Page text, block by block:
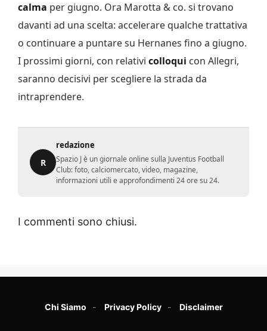
calma per giugno. Ora Marotta & co. si trovano
davanti ad una scelta: accelerare qualche trattativa
o continuare a puntare su Hernanes fino a giugno.
I prossimi giorni, con relativi colloqui con Allegri,
saranno decisivi per scegliere la strada da
intraprendere.
R
redazione
Spazio J è un giornale online sulla Juventus Football
Club: foto, calciomercato, video, magazine,
informazioni utili e approfondimenti 24 ore su 24.
I commenti sono chiusi.
Chi Siamo Privacy Policy Disclaimer